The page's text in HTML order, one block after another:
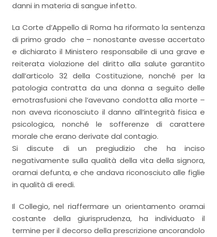
danni in materia di sangue infetto.
La Corte d’Appello di Roma ha riformato la sentenza
di primo grado che – nonostante avesse accertato
e dichiarato il Ministero responsabile di una grave e
reiterata violazione del diritto alla salute garantito
dall’articolo 32 della Costituzione, nonché per la
patologia contratta da una donna a seguito delle
emotrasfusioni che l’avevano condotta alla morte –
non aveva riconosciuto il danno all’integrità fisica e
psicologica, nonché le sofferenze di carattere
morale che erano derivate dal contagio.
Si discute di un pregiudizio che ha inciso
negativamente sulla qualità della vita della signora,
oramai defunta, e che andava riconosciuto alle figlie
in qualità di eredi.
Il Collegio, nel riaffermare un orientamento oramai
costante della giurisprudenza, ha individuato il
termine per il decorso della prescrizione ancorandolo